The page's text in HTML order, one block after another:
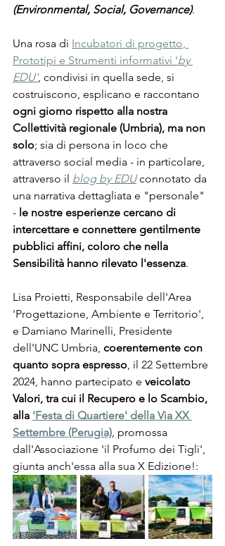
(Environmental, Social, Governance).
Una rosa di Incubatori di progetto,
Prototipi e Strumenti informativi 'by
EDU', condivisi in quella sede, si
costruiscono, esplicano e raccontano
ogni giorno rispetto alla nostra
Collettività regionale (Umbria), ma non
solo; sia di persona in loco che
attraverso social media - in particolare,
attraverso il blog by EDU connotato da
una narrativa dettagliata e "personale"
- le nostre esperienze cercano di
intercettare e connettere gentilmente
pubblici affini, coloro che nella
Sensibilità hanno rilevato l'essenza.
Lisa Proietti, Responsabile dell'Area
'Progettazione, Ambiente e Territorio',
e Damiano Marinelli, Presidente
dell'UNC Umbria, coerentemente con
quanto sopra espresso, il 22 Settembre
2024, hanno partecipato e veicolato
Valori, tra cui il Recupero e lo Scambio,
alla 'Festa di Quartiere' della Via XX
Settembre (Perugia), promossa
dall'Associazione 'il Profumo dei Tigli',
giunta anch'essa alla sua X Edizione!: